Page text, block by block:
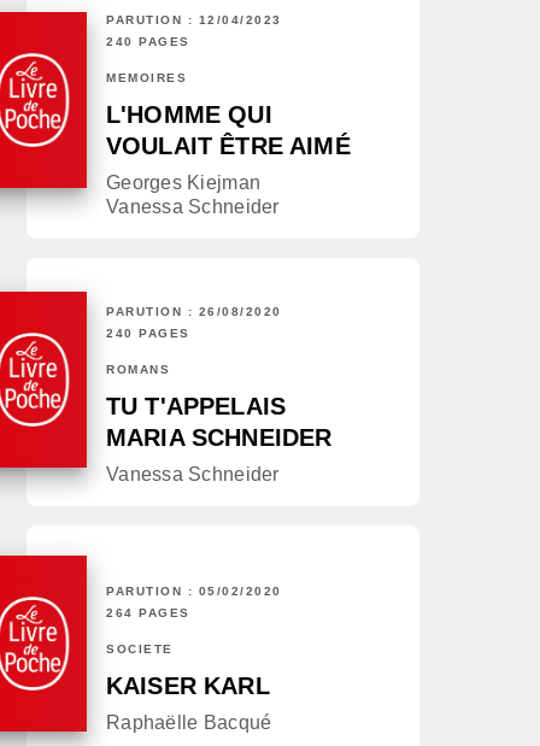
PARUTION : 12/04/2023
240 PAGES
MÉMOIRES
L'HOMME QUI
VOULAIT ÊTRE AIMÉ
Georges Kiejman
Vanessa Schneider
PARUTION : 26/08/2020
240 PAGES
ROMANS
TU T'APPELAIS
MARIA SCHNEIDER
Vanessa Schneider
PARUTION : 05/02/2020
264 PAGES
SOCIÉTÉ
KAISER KARL
Raphaëlle Bacqué